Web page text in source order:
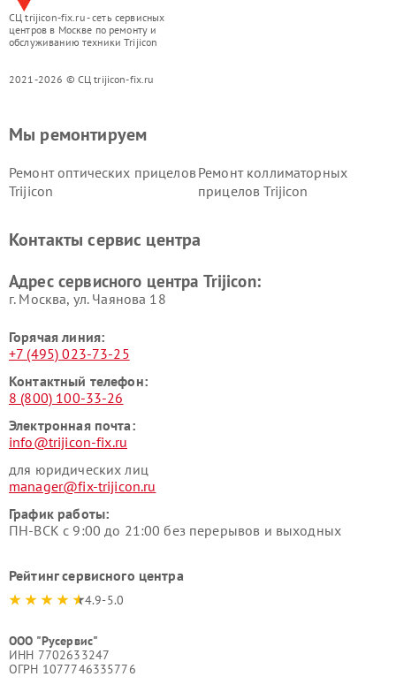
СЦ trijicon-fix.ru - сеть сервисных
центров в Москве по ремонту и
обслуживанию техники Trijicon
2021-2026 © СЦ trijicon-fix.ru
Мы ремонтируем
Ремонт оптических прицелов
Trijicon
Ремонт коллиматорных
прицелов Trijicon
Контакты сервис центра
Адрес сервисного центра Trijicon:
г. Москва, ул. Чаянова 18
Горячая линия:
+7 (495) 023-73-25
Контактный телефон:
8 (800) 100-33-26
Электронная почта:
info@trijicon-fix.ru
для юридических лиц
manager@fix-trijicon.ru
График работы:
ПН-ВСК с 9:00 до 21:00 без перерывов и выходных
Рейтинг сервисного центра
4.9-5.0
ООО "Русервис"
ИНН 7702633247
ОГРН 1077746335776